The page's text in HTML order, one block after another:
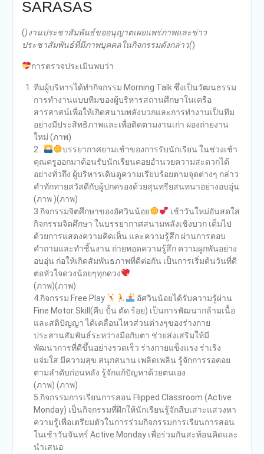
SARASAS
()งานประชาสัมพันธ์ขออนุญาตเผยแพร่ภาพและข่าว
ประชาสัมพันธ์ที่มีภาพบุคคลในกิจกรรมดังกล่าว()
การตรวจประเมินพบว่า
ทีมผู้บริหารได้ทำกิจกรรม Morning Talk ซึ่งเป็นวัฒนธรรม
การทำงานแบบทีมของผู้บริหารสถานศึกษาในเครือ
สารสาสน์เพื่อให้เกิดสนามพลังบวกและการทำงานเป็นทีม
อย่างมีประสิทธิภาพและเพื่อติดตามงานเก่า ผ่องถ่ายงาน
ใหม่ (ภาพ)
2..
บรรยากาศยามเช้าของการรับนักเรียน ในช่วงเช้า
คุณครูออกมาต้อนรับนักเรียนคอยอำนวยความสะดวกได้
อย่างทั่วถึง ผู้บริหารเดินดูความเรียบร้อยตามจุดต่างๆ กล่าว
คำทักทายสวัสดีกับผู้ปกครองด้วยสุนทรียสนทนาอย่างอบอุ่น
(ภาพ )(ภาพ)
3.กิจกรรมจิตศึกษาของอัศวินน้อย
เช้าวันใหม่อันสดใส
กิจกรรมจิตศึกษา ในบรรยากาศสนามพลังเชิงบวก เต็มไป
ด้วยการแสดงความคิดเห็น และความรู้สึก ผ่านการตอบ
คำถามและทำชิ้นงาน ถ่ายทอดความรู้สึก ความผูกพันอย่าง
อบอุ่น ก่อให้เกิดสัมพันธภาพที่ดีต่อกัน เป็นการเริ่มต้นวันที่ดี
ต่อหัวใจดวงน้อยๆทุกดวง
(ภาพ)(ภาพ)
4.กิจกรรม Free Play
อัศวินน้อยได้รับความรู้ผ่าน
Fine Motor Skill(คีบ ปั้น ตัด ร้อย) เป็นการพัฒนากล้ามเนื้อ
และสติปัญญา ได้เคลื่อนไหวส่วนต่างๆของร่างกาย
ประสานสัมพันธ์ระหว่างมือกับตา ช่วยส่งเสริมให้มี
พัฒนาการที่ดีขึ้นอย่างรวดเร็ว ร่างกายแข็งแรง ร่าเริง
แจ่มใส มีความสุข สนุกสนาน เพลิดเพลิน รู้จักการรอคอย
ตามลำดับก่อนหลัง รู้จักแก้ปัญหาด้วยตนเอง
(ภาพ) (ภาพ)
5.กิจกรรมการเรียนการสอน Flipped Classroom (Active
Monday) เป็นกิจกรรมที่ฝึกให้นักเรียนรู้จักสืบเสาะแสวงหา
ความรู้เพื่อเตรียมตัวในการร่วมกิจกรรมการเรียนการสอน
ในเช้าวันจันทร์ Active Monday เพื่อร่วมกันสะท้อนคิดและ
นำเสนอ